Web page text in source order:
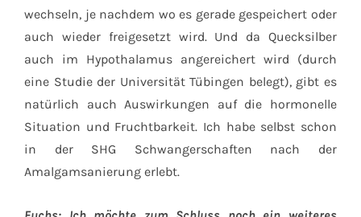
wechseln, je nachdem wo es gerade gespeichert oder
auch wieder freigesetzt wird. Und da Quecksilber
auch im Hypothalamus angereichert wird (durch
eine Studie der Universität Tübingen belegt), gibt es
natürlich auch Auswirkungen auf die hormonelle
Situation und Fruchtbarkeit. Ich habe selbst schon
in der SHG Schwangerschaften nach der
Amalgamsanierung erlebt.